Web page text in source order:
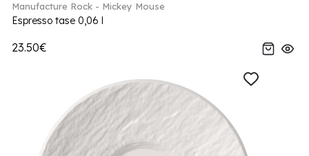
Manufacture Rock - Mickey Mouse
Espresso tase 0,06 l
23.50€